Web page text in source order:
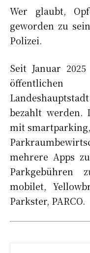
Wer glaubt,
geworden zu
Polizei.
Seit Januar
bezahlt werden.
mit
mehrere Apps
Parkgebühren
mobilet,
Parkster, PARCO.